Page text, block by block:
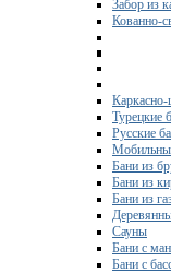
Забор из
Кованно-
Турецкие
Русские
Бани из
Бани из
Бани из
Сауны
Бани с
Бани с